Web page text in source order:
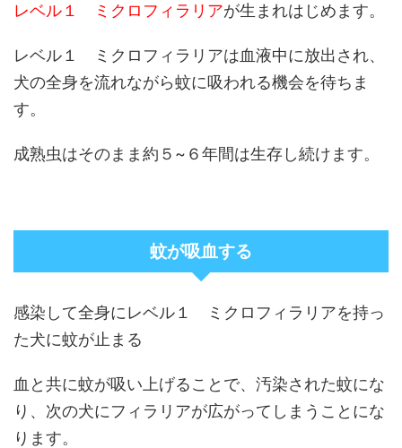
レベル１ ミクロフィラリアが生まれはじめます。
レベル１ ミクロフィラリアは血液中に放出され、
犬の全身を流れながら蚊に吸われる機会を待ちま
す。
成熟虫はそのまま約５~６年間は生存し続けます。
蚊が吸血する
感染して全身にレベル１ ミクロフィラリアを持っ
た犬に蚊が止まる
血と共に蚊が吸い上げることで、汚染された蚊にな
り、次の犬にフィラリアが広がってしまうことにな
ります。